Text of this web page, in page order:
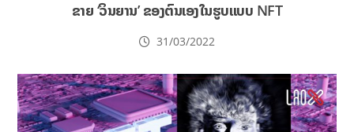
ຂາຍ ‘ວິນຍານ’ ຂອງຕົນເອງໃນຮູບແບບ NFT
31/03/2022